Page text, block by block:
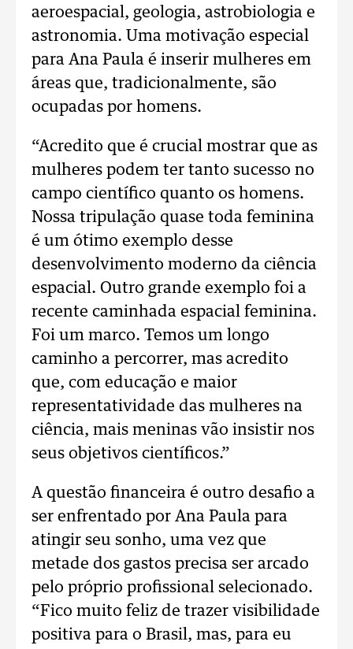
aeroespacial, geologia, astrobiologia e
astronomia. Uma motivação especial
para Ana Paula é inserir mulheres em
áreas que, tradicionalmente, são
ocupadas por homens.
“Acredito que é crucial mostrar que as
mulheres podem ter tanto sucesso no
campo científico quanto os homens.
Nossa tripulação quase toda feminina
é um ótimo exemplo desse
desenvolvimento moderno da ciência
espacial. Outro grande exemplo foi a
recente caminhada espacial feminina.
Foi um marco. Temos um longo
caminho a percorrer, mas acredito
que, com educação e maior
representatividade das mulheres na
ciência, mais meninas vão insistir nos
seus objetivos científicos.”
A questão financeira é outro desafio a
ser enfrentado por Ana Paula para
atingir seu sonho, uma vez que
metade dos gastos precisa ser arcado
pelo próprio profissional selecionado.
“Fico muito feliz de trazer visibilidade
positiva para o Brasil, mas, para eu